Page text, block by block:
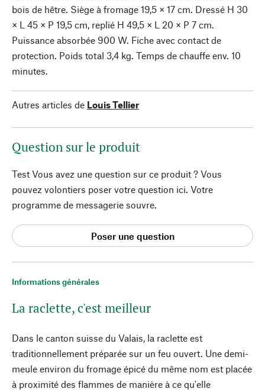
Informations générales
La raclette, c'est meilleur
Dans le canton suisse du Valais, la raclette est
traditionnellement préparée sur un feu ouvert. Une demi-
meule environ du fromage épicé du même nom est placée
à proximité des flammes de manière à ce qu'elle
bois de hêtre. Siège à fromage 19,5 × 17 cm. Dressé H 30
× L 45 × P 19,5 cm, replié H 49,5 × L 20 × P 7 cm.
Puissance absorbée 900 W. Fiche avec contact de
protection. Poids total 3,4 kg. Temps de chauffe env. 10
minutes.
Autres articles de Louis Tellier
Question sur le produit
Test Vous avez une question sur ce produit ? Vous
pouvez volontiers poser votre question ici. Votre
programme de messagerie souvre.
Poser une question